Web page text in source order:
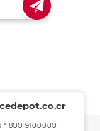
*800 9100000